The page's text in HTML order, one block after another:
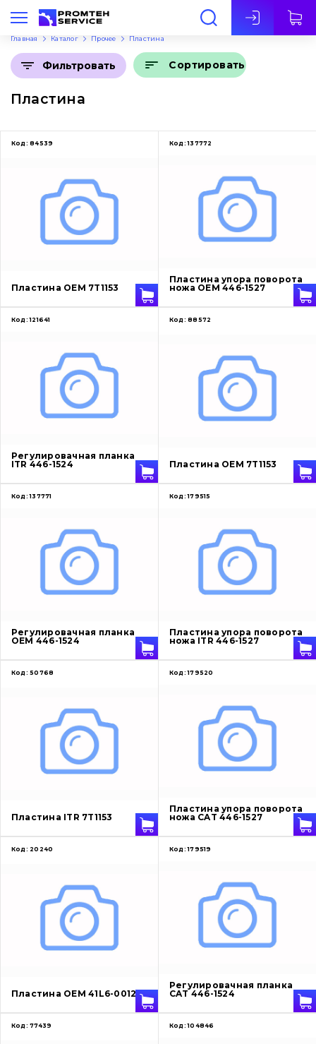
Рус
Главная Каталог Прочее Пластина
Пластина
Фильтровать Сортировать
Код: 84539
Пластина OEM 7T1153
Код: 137772
Пластина упора поворота
ножа OEM 446-1527
Код: 121641
Регулировачная планка
ITR 446-1524
Код: 88572
Пластина OEM 7T1153
Код: 137771
Регулировачная планка
OEM 446-1524
Код: 179515
Пластина упора поворота
ножа ITR 446-1527
Код: 50768
Пластина ITR 7T1153
Код: 179520
Пластина упора поворота
ножа CAT 446-1527
Код: 20240
Пластина OEM 41L6-00121
Код: 179519
Регулировачная планка
CAT 446-1524
Код: 77439 Код: 104846